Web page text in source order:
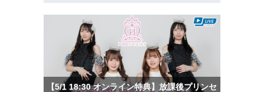
【5/1 18:30 オンライン特典】放課後プリンセ